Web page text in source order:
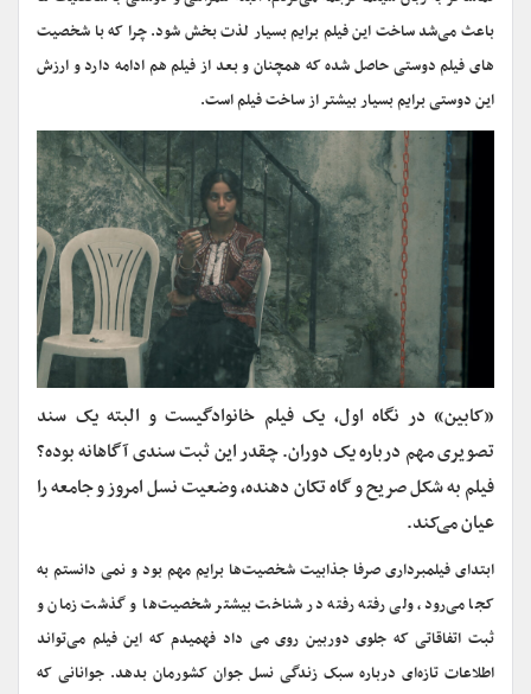
باعث می‌شد ساخت این فیلم برایم بسیار لذت بخش شود. چرا که با شخصیت
های فیلم دوستی حاصل شده که همچنان و بعد از فیلم هم ادامه دارد و ارزش
این دوستی برایم بسیار بیشتر از ساخت فیلم است.
«کابین» در نگاه اول، یک فیلم خانوادگیست و البته یک سند
تصویری مهم درباره یک دوران. چقدر این ثبت سندی آگاهانه بوده؟
فیلم به شکل صریح و گاه تکان دهنده، وضعیت نسل امروز و جامعه را
عیان می‌کند.
ابتدای فیلمبرداری صرفا جذابیت شخصیت‌ها برایم مهم بود و نمی دانستم به
کجا می‌رود، ولی رفته رفته در شناخت بیشتر شخصیت‌ها و گذشت زمان و
ثبت اتفاقاتی که جلوی دوربین روی می داد فهمیدم که این فیلم می‌تواند
اطلاعات تازه‌ای درباره سبک زندگی نسل جوان کشورمان بدهد. جوانانی که